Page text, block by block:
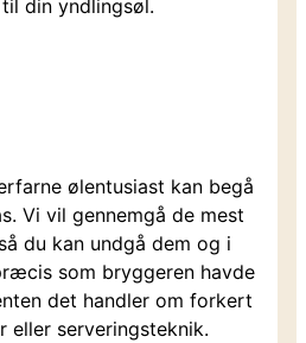
din yndlingsøl.
ølentusiast kan begå
Vi vil gennemgå de mest
du kan undgå dem og i
som bryggeren havde
det handler om forkert
eller serveringsteknik.